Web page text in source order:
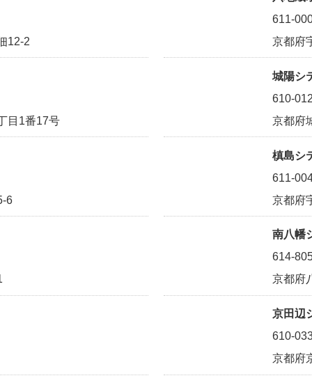
12-2
611-
京都府
目1番17号
城陽シ
610-
京都府
6
槙島シ
611-
京都府
南八幡
614-
京都府
京田辺
610-
京都府